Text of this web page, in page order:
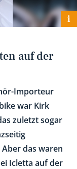
i
auf der
Importeur
war Kirk
zuletzt sogar
das waren
Icletta auf der